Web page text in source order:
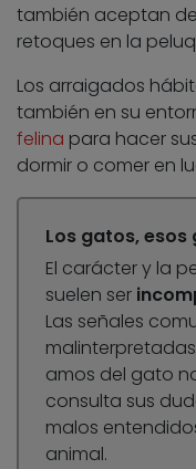
también aceptan
retoques en la
Los arraigados
también en su
felina para hacer
dormir o comer en
Los gatos,
El carácter y la
suelen ser
Las señales
amos del gato
consulta sus
malos
animal.